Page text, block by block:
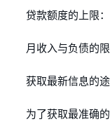
贷款额度的上限
月收入与负债的
获取最新信息的
为了获取最准确